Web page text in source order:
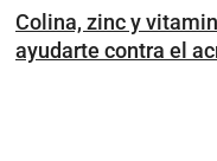
Colina, zinc y
ayudarte contra el